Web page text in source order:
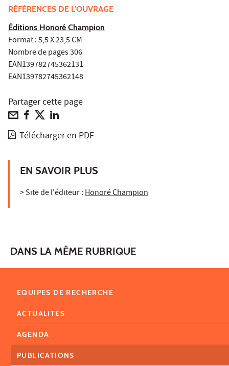
RÉFÉRENCES DE L'OUVRAGE
Éditions Honoré Champion
Format : 5,5 X 23,5 CM
Nombre de pages 306
EAN139782745362131
EAN139782745362148
Partager cette page
Télécharger en PDF
EN SAVOIR PLUS
> Site de l'éditeur :Honoré Champion
DANS LA MÊME RUBRIQUE
EQUIPES DE RECHERCHE
ACTUALITÉS
AGENDA
PUBLICATIONS